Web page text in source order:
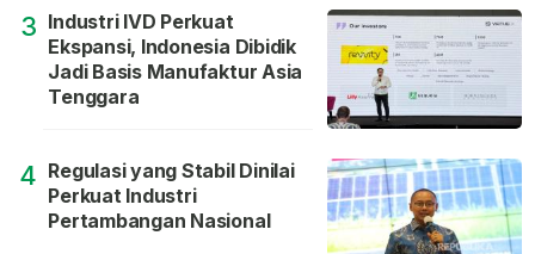
3 Industri IVD Perkuat
Ekspansi, Indonesia Dibidik
Jadi Basis Manufaktur Asia
Tenggara
4 Regulasi yang Stabil Dinilai
Perkuat Industri
Pertambangan Nasional